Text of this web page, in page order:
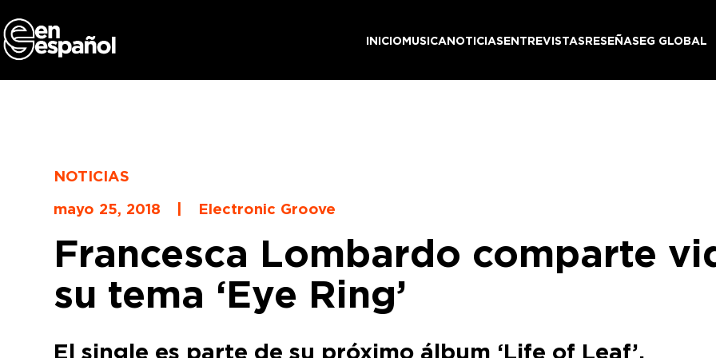
to
content
INICIOMUSICANOTICIASENTREVISTASRESEÑASEG GLOBAL
NOTICIAS
mayo 25, 2018
| Electronic Groove
Francesca Lombardo comparte
su tema ‘Eye Ring’
El single es parte de su próximo álbum ‘Life of Leaf’.